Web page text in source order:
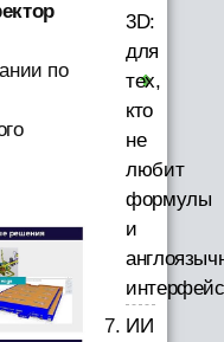
по
3D:
для
тех,
кто
не
любит
формулы
и
ИИ